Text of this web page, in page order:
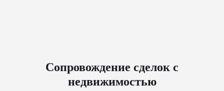
Сопровождение сделок с
недвижимостью